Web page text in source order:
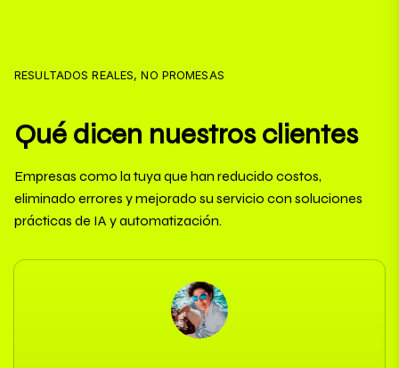
RESULTADOS REALES, NO PROMESAS
Qué dicen nuestros clientes
Empresas como la tuya que han reducido costos,
eliminado errores y mejorado su servicio con soluciones
prácticas de IA y automatización.